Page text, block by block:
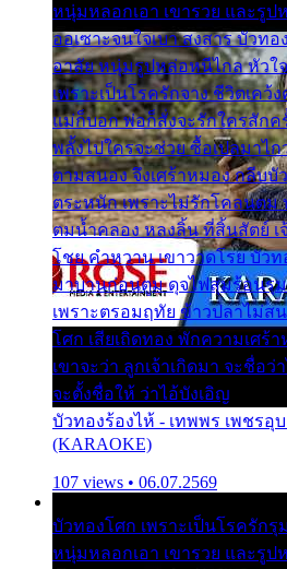
หนุ่มหลอกเอา เขารวย และรูป
ออเซาะจนใจเบา สงสาร บัวทอ
อาลัย หนุ่มรูปหล่อหนีไกล หัวใ
เพราะเป็นโรครักจาง ชีวิตเคว้
แม่ก็บอก พ่อก็สั่งจะรักใครสักค
พลั้งไปใครจะช่วย ซื้อเปลมาไ
ตามสนอง จึงเศร้าหมอง กลีบบั
ตระหนัก เพราะไม่รักโคลนตม
ตมน้ำคลอง หลงลิ้น ที่สิ้นสัตย์ เ
โชย คำหวาน เขาวาดโรย บัว
มาบานก่อนตูม ดุจไฟสุมร้อนรุม
เพราะตรอมฤทัย ข้าวปลาไม่ส
โศก เสียเถิดทอง พักความเศร้
เขาจะว่า ลูกเจ้าเกิดมา จะชื่อ
จะตั้งชื่อให้ ว่าไอ้บังเอิญ
บัวทองร้องไห้ - เทพพร เพชรอุ
(KARAOKE)
107 views • 06.07.2569
บัวทองโศก เพราะเป็นโรครัก
หนุ่มหลอกเอา เขารวย และรูป